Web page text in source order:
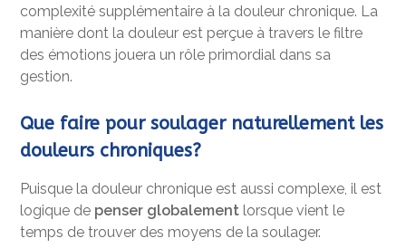
complexité supplémentaire à la douleur chronique. La
manière dont la douleur est perçue à travers le filtre
des émotions jouera un rôle primordial dans sa
gestion.
Que faire pour soulager naturellement les
douleurs chroniques?
Puisque la douleur chronique est aussi complexe, il est
logique de penser globalement lorsque vient le
temps de trouver des moyens de la soulager.